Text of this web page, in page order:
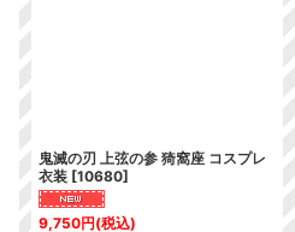
鬼滅の刃 上弦の参 猗窩座 コスプレ
衣装 [10680]
9,750円(税込)